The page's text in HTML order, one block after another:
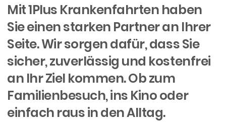
Mit 1Plus Krankenfahrten haben
Sie einen starken Partner an Ihrer
Seite. Wir sorgen dafür, dass Sie
sicher, zuverlässig und kostenfrei
an Ihr Ziel kommen. Ob zum
Familienbesuch, ins Kino oder
einfach raus in den Alltag.